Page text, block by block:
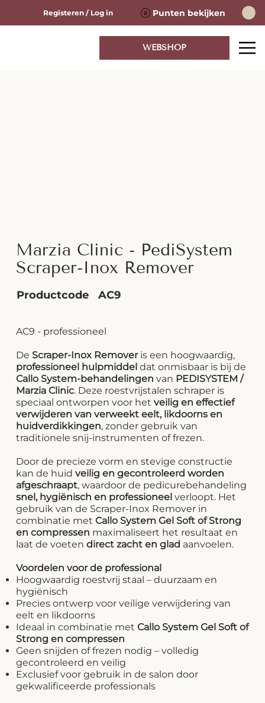
Punten bekijken
Registeren / Log in
WEBSHOP
Marzia Clinic - PediSystem
Scraper-Inox Remover
Productcode AC9
AC9 - professioneel
DeScraper-Inox Removeris een hoogwaardig,
professioneel hulpmiddel dat onmisbaar is bij de
Callo System-behandelingen van PEDISYSTEM /
Marzia Clinic. Deze roestvrijstalen schraper is
speciaal ontworpen voor hetveilig en effectief
verwijderen van verweekt eelt, likdoorns en
huidverdikkingen, zonder gebruik van
traditionele snij-instrumenten of frezen.
Door de precieze vorm en stevige constructie
kan de huidveilig en gecontroleerd worden
afgeschraapt, waardoor de pedicurebehandeling
snel, hygiënisch en professioneel verloopt. Het
gebruik van de Scraper-Inox Remover in
combinatie metCallo System Gel Soft of Strong
en compressen maximaliseert het resultaat en
laat de voetendirect zacht en glad aanvoelen.
Voordelen voor de professional
Hoogwaardig roestvrij staal – duurzaam en
hygiënisch
Precies ontwerp voor veilige verwijdering van
eelt en likdoorns
Ideaal in combinatie metCallo System Gel Soft of
Strong en compressen
Geen snijden of frezen nodig – volledig
gecontroleerd en veilig
Exclusief voor gebruik in de salon door
gekwalificeerde professionals